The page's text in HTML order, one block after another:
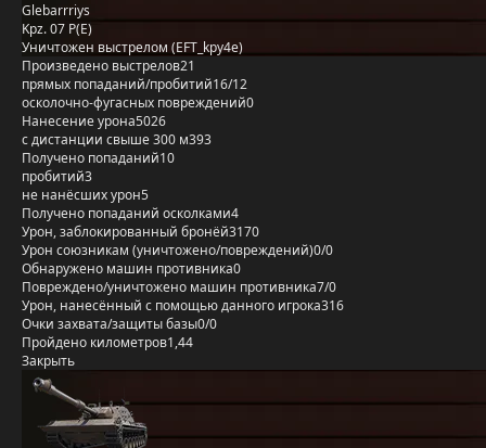
Glebarrriys
Kpz. 07 P(E)
Уничтожен выстрелом (EFT_kpy4e)
Произведено выстрелов21
прямых попаданий/пробитий16/12
осколочно-фугасных повреждений0
Нанесение урона5026
с дистанции свыше 300 м393
Получено попаданий10
пробитий3
не нанёсших урон5
Получено попаданий осколками4
Урон, заблокированный бронёй3170
Урон союзникам (уничтожено/повреждений)0/0
Обнаружено машин противника0
Повреждено/уничтожено машин противника7/0
Урон, нанесённый с помощью данного игрока316
Очки захвата/защиты базы0/0
Пройдено километров1,44
Закрыть